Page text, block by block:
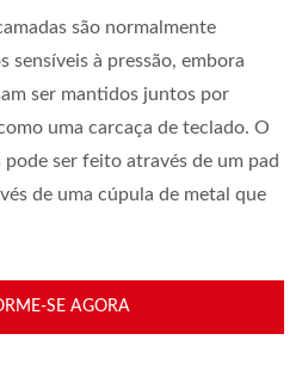
são normalmente
sensíveis à pressão, embora
ser mantidos juntos por
uma carcaça de teclado. O
ser feito através de um pad
de uma cúpula de metal que
SE AGORA